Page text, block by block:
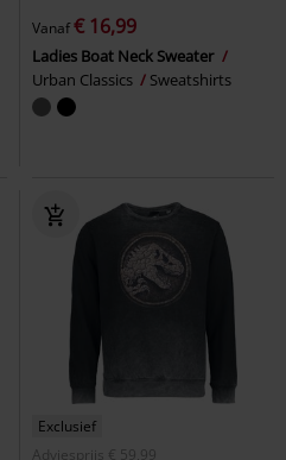
Vanaf€ 16,99
Ladies Boat Neck Sweater
Urban Classics
Sweatshirts
Exclusief
Adviesprijs
€ 59,99